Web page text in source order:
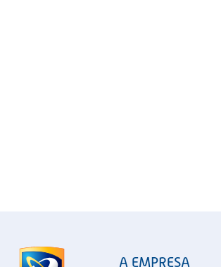
A EMPRESA